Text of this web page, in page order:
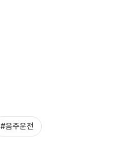
#음주운전